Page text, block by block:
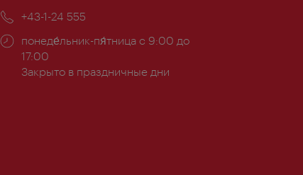
Телефон:
+43-1-24 555
Часы
работы:
понеде́льник-пя́тница с 9:00 до
17:00
Закрыто в праздничные дни